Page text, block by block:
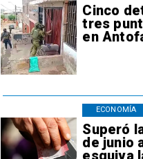
Cinco
tres
en
Superó
de junio
esquiva
ECONOMÍA